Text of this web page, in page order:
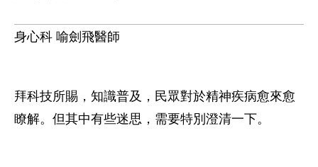
身心科 喻劍飛醫師
拜科技所賜，知識普及，民眾對於精神疾病愈來愈
瞭解。但其中有些迷思，需要特別澄清一下。